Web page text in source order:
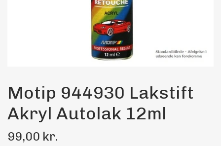
Transport Udstyr
Olie
Kemi
Dæk & Fælge
Motip 944930 Lakstift
Akryl Autolak 12ml
99,00 kr.